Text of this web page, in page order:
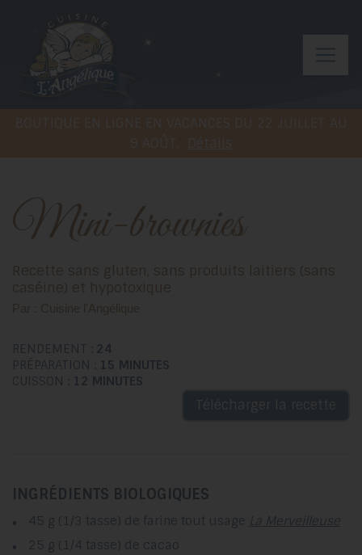
Mini-brownies
Recette sans gluten, sans produits laitiers (sans
caséine) et hypotoxique
Par : Cuisine l'Angélique
RENDEMENT : 24
PRÉPARATION : 15 MINUTES
CUISSON : 12 MINUTES
INGRÉDIENTS BIOLOGIQUES
45 g (1/3 tasse) de farine tout usage La Merveilleuse
25 g (1/4 tasse) de cacao